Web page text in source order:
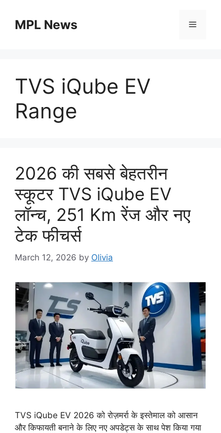
contentMPL News Menu
TVS iQube EV
Range
2026 की सबसे बेहतरीन
स्कूटर TVS iQube EV
लॉन्च, 251 Km रेंज और नए
टेक फीचर्स
March 12, 2026 by Olivia
TVS iQube EV 2026 को रोज़मर्रा के इस्तेमाल को आसान
और किफायती बनाने के लिए नए अपडेट्स के साथ पेश किया गया